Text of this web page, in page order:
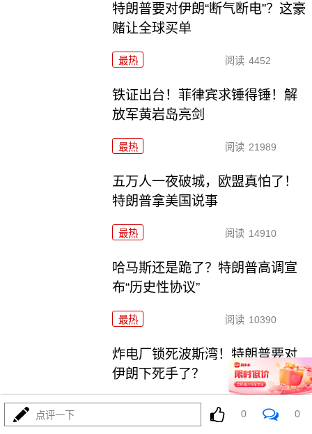
特朗普要对伊朗“断气断电”？这豪
赌让全球买单
最热 阅读 4452
铁证出台！菲律宾求锤得锤！解
放军黄岩岛亮剑
最热 阅读 21989
五万人一夜破城，欧盟真怕了！
特朗普拿美国说事
最热 阅读 14910
哈马斯还是跪了？特朗普高调宣
布“历史性协议”
最热 阅读 10390
炸电厂锁死波斯湾！特朗普要对
伊朗下死手了？
最热 8966
点评一下 0 0